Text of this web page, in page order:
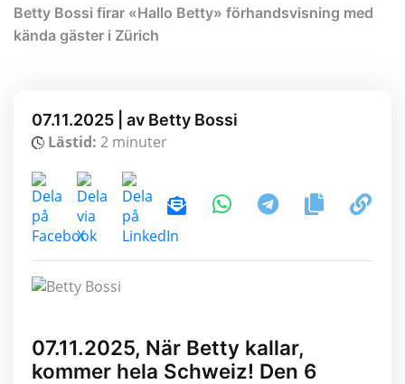
Betty Bossi firar «Hallo Betty» förhandsvisning med
kända gäster i Zürich
07.11.2025 | av Betty Bossi
Lästid: 2 minuter
07.11.2025, När Betty kallar,
kommer hela Schweiz! Den 6